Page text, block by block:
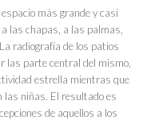
más grande y casi
las chapas, a las palmas,
radiografía de los patios
las parte central del mismo,
estrella mientras que
las niñas. El resultado es
de aquellos a los